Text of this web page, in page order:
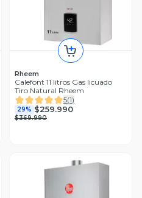
Rheem
Calefont 11 litros Gas licuado
Tiro Natural Rheem
5(1)
29% $259.990
$369.990